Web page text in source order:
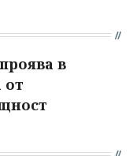
в
от